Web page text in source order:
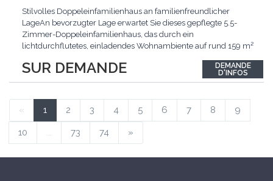
SUR DEMANDE
Stilvolles Doppeleinfamilienhaus an familienfreundlicher
LageAn bevorzugter Lage erwartet Sie dieses gepflegte 5.5-
Zimmer-Doppeleinfamilienhaus, das durch ein
lichtdurchflutetes, einladendes Wohnambiente auf rund 159 m²
Liegenschaft in einem hervorragenden Zustand und vereint
zeitgemässen Wohnkomfort perfekt mit nachhaltiger
DEMANDE
D'INFOS
« 1 2 3 4 5 6 7 8 9
10 ... 73 74 »